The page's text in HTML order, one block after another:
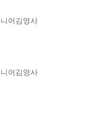
어김영사
어김영사